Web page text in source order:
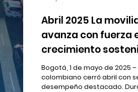
Abril 2025 La
avanza con fuerza
crecimiento
sector automotor
regional en
Bogotá, 1 de mayo de 2025 – El sector automotor
colombiano cerró abril con
desempeño destacado.